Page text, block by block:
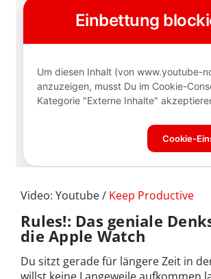
Video: Youtube / Keep Productive
Rules!: Das geniale
die Apple Watch
Du sitzt gerade für längere Zeit in